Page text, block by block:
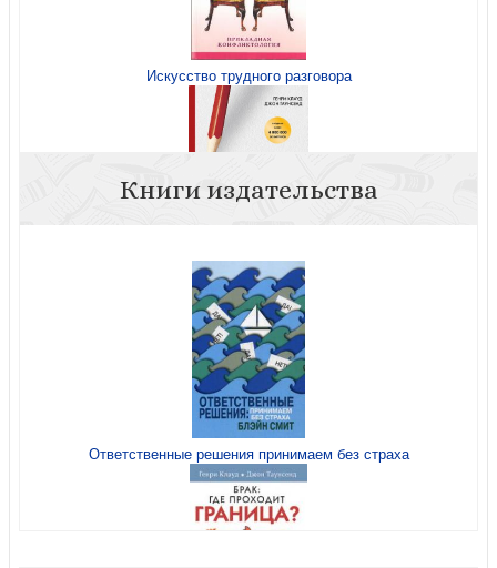
Искусство трудного разговора
Синдром хорошего человека
9 принципов успеха в любви и жизни
Книги издательства
Ответственные решения принимаем без страха